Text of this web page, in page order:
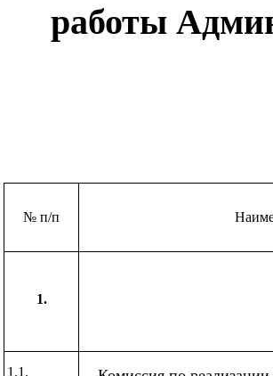
работы
№ п/п
1.
1.1.